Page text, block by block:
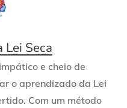
Lei Seca
e cheio de
o aprendizado da Lei
Com um método